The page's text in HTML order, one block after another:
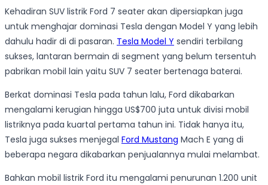
Kehadiran SUV listrik Ford 7 seater akan dipersiapkan juga
untuk menghajar dominasi Tesla dengan Model Y yang lebih
dahulu hadir di di pasaran. Tesla Model Y sendiri terbilang
sukses, lantaran bermain di segment yang belum tersentuh
pabrikan mobil lain yaitu SUV 7 seater bertenaga baterai.
Berkat dominasi Tesla pada tahun lalu, Ford dikabarkan
mengalami kerugian hingga US$700 juta untuk divisi mobil
listriknya pada kuartal pertama tahun ini. Tidak hanya itu,
Tesla juga sukses menjegal Ford Mustang Mach E yang di
beberapa negara dikabarkan penjualannya mulai melambat.
Bahkan mobil listrik Ford itu mengalami penurunan 1.200 unit